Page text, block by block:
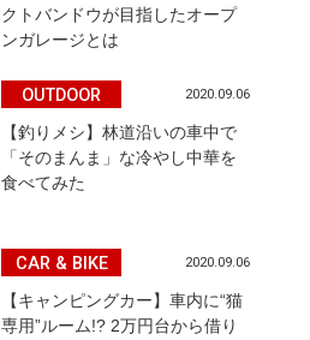
クトバンドウが目指したオープ
ンガレージとは
OUTDOOR 2020.09.06
【釣りメシ】林道沿いの車中で
「そのまんま」な冷やし中華を
食べてみた
CAR & BIKE 2020.09.06
【キャンピングカー】車内に“猫
専用”ルーム!? 2万円台から借り